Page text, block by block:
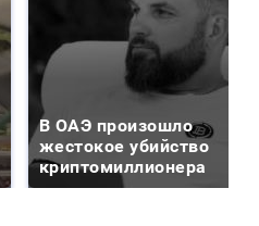
В ОАЭ произошло
жестокое убийство
криптомиллионера